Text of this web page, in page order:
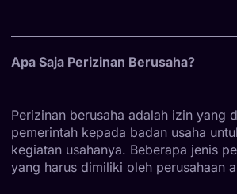
Apa Saja Perizinan Berusaha?
Perizinan berusaha adalah izin yang
pemerintah kepada badan usaha
kegiatan usahanya. Beberapa jenis
yang harus dimiliki oleh perusahaan